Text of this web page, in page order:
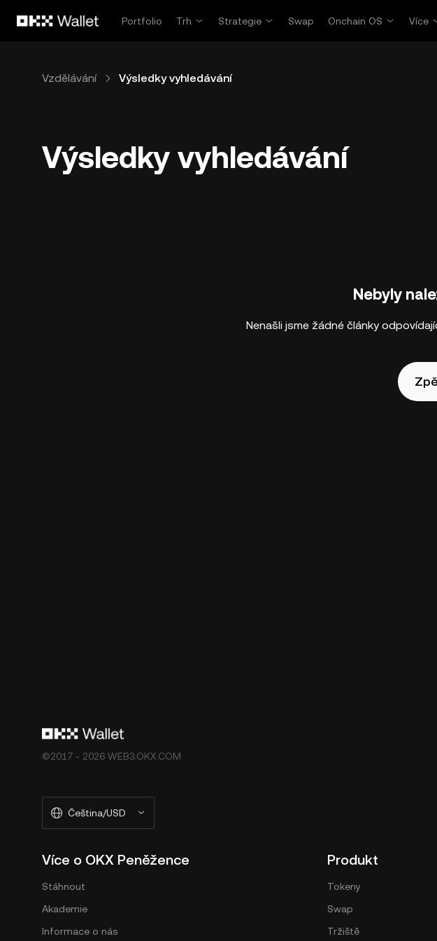
Portfolio
Trh Strategie Swap Onchain OS Více
Vzdělávání Výsledky vyhledávání
Výsledky vyhledávání
Nebyly
Nenašli jsme žádné články
©2017 - 2026 WEB3.OKX.COM
Čeština/USD
Více o OKX Peněžence
Stáhnout
Akademie
Informace o nás
Produkt
Tokeny
Swap
Tržiště